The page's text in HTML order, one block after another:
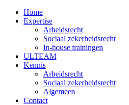
Home
Expertise
Arbeidsrecht
Sociaal zekerheidsrecht
In-house trainingen
ULTEAM
Kennis
Arbeidsrecht
Sociaal zekerheidsrecht
Algemeen
Contact